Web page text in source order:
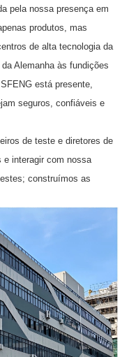
pela nossa presença em
produtos, mas
de alta tecnologia da
Alemanha às fundições
está presente,
seguros, confiáveis ​​e
de teste e diretores de
e interagir com nossa
construímos as